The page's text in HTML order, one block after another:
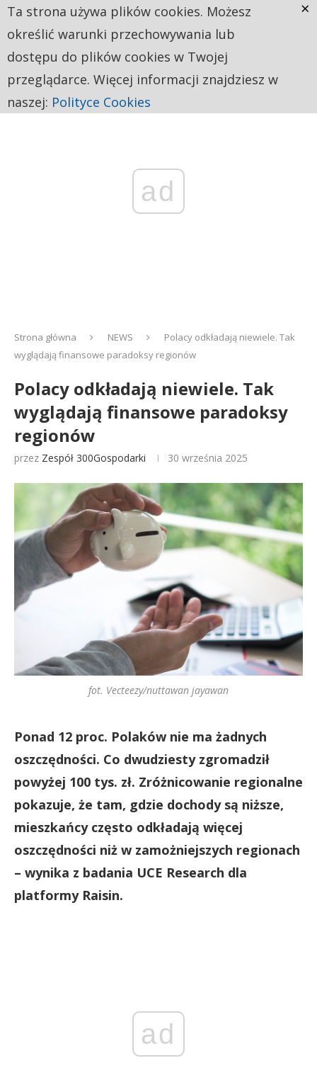
ad
Strona główna NEWS
Polacy odkładają niewiele. Tak
wyglądają finansowe paradoksy regionów
Polacy odkładają niewiele. Tak
wyglądają finansowe paradoksy
regionów
przez Zespół 300Gospodarki 30 września 2025
fot. Vecteezy/nuttawan jayawan
Ponad 12 proc. Polaków nie ma żadnych
oszczędności. Co dwudziesty zgromadził
powyżej 100 tys. zł. Zróżnicowanie regionalne
pokazuje, że tam, gdzie dochody są niższe,
mieszkańcy często odkładają więcej
oszczędności niż w zamożniejszych regionach
– wynika z badania UCE Research dla
platformy Raisin.
ad
Ta strona używa plików cookies. Możesz
określić warunki przechowywania lub
dostępu do plików cookies w Twojej
przeglądarce. Więcej informacji znajdziesz w
naszej: Polityce Cookies
×